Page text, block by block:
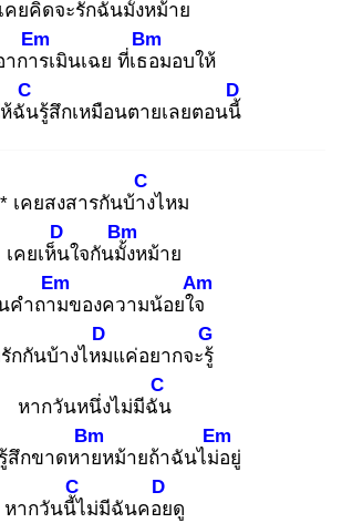
เคยคิดจะรักฉันมั้งหม้าย
าการ
Em
เมินเฉย ที่เธอ
Bm
มอบให้
ฉัน
C
รู้สึกเหมือนตายเลยตอนนี้
D
* เคยสงสารกันบ้าง
C
ไหม
เคยเห็น
D
ใจกันมั้ง
Bm
หม้าย
คำถาม
Em
ของความน้อยใจ
Am
กกันบ้างไหม
D
แค่อยากจะรู้
G
หากวันหนึ่งไม่มีฉัน
C
รู้สึกขาดหาย
Bm
หม้ายถ้าฉันไม่อ
Em
ยู่
หากวันนี้ไ
C
ม่มีฉันคอย
D
ดู